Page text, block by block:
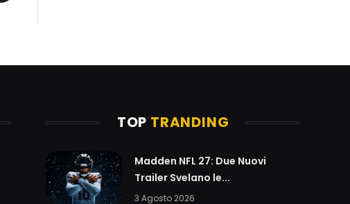
TOP TRANDING
Madden NFL 27: Due Nuovi
Trailer Svelano le...
3 Agosto 2026